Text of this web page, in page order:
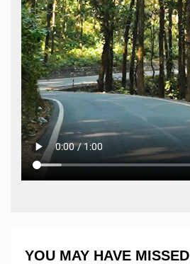
YOU MAY HAVE MISSED